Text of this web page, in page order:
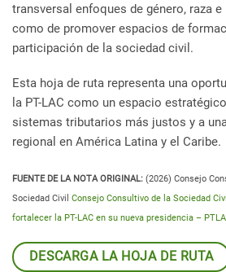
transversal enfoques de género, raza
como de promover espacios de
participación de la sociedad civil.
Esta hoja de ruta representa una
la PT-LAC como un espacio
sistemas tributarios más justos y a
regional en América Latina y el Caribe.
FUENTE DE LA NOTA ORIGINAL: (2026) Consejo
Sociedad Civil Consejo Consultivo de la Sociedad
fortalecer la PT-LAC en su nueva presidencia –
DESCARGA LA HOJA DE RUTA